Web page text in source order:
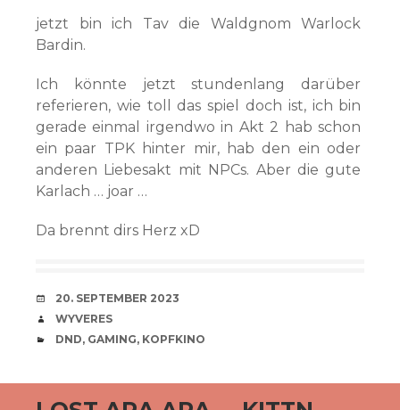
jetzt bin ich Tav die Waldgnom Warlock
Bardin.
Ich könnte jetzt stundenlang darüber
referieren, wie toll das spiel doch ist, ich bin
gerade einmal irgendwo in Akt 2 hab schon
ein paar TPK hinter mir, hab den ein oder
anderen Liebesakt mit NPCs. Aber die gute
Karlach … joar …
Da brennt dirs Herz xD
VERABREDUNG
20. SEPTEMBER 2023
VERFASSER
WYVERES
CATEGORIES
DND, GAMING, KOPFKINO